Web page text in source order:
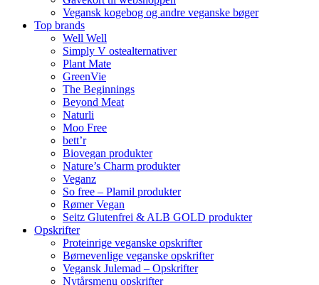
Vegansk kogebog og andre veganske bøger
Top brands
Well Well
Simply V ostealternativer
Plant Mate
GreenVie
The Beginnings
Beyond Meat
Naturli
Moo Free
bett’r
Biovegan produkter
Nature’s Charm produkter
Veganz
So free – Plamil produkter
Rømer Vegan
Seitz Glutenfrei & ALB GOLD produkter
Opskrifter
Proteinrige veganske opskrifter
Børnevenlige veganske opskrifter
Vegansk Julemad – Opskrifter
Nytårsmenu opskrifter